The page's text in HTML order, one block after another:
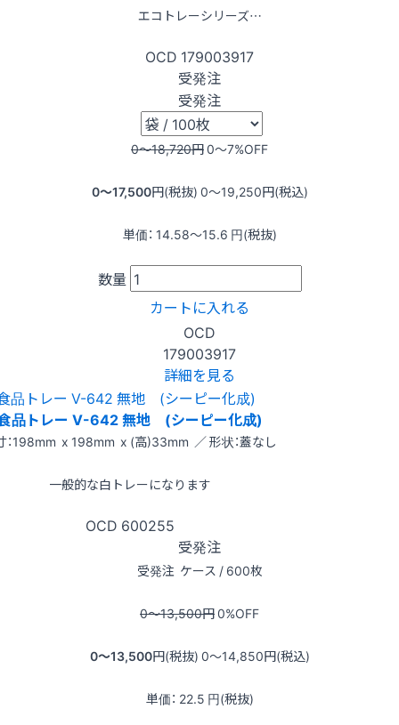
エコトレーシリーズ…
OCD 179003917
受発注
受発注
0〜18,720円0〜7%OFF
0〜17,500円(税抜) 0〜19,250円(税込)
単価： 14.58〜15.6 円(税抜)
数量
カートに入れる
OCD
179003917
詳細を見る
品トレー V-642 無地 (シーピー化成)
：198mm x 198mm x (高)33mm ／ 形状：蓋なし
一般的な白トレーになります
OCD 600255
受発注
受発注 ケース / 600枚
0〜13,500円0%OFF
0〜13,500円(税抜) 0〜14,850円(税込)
単価： 22.5 円(税抜)